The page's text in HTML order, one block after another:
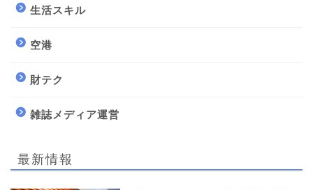
生活スキル
空港
財テク
雑誌メディア運営
最新情報